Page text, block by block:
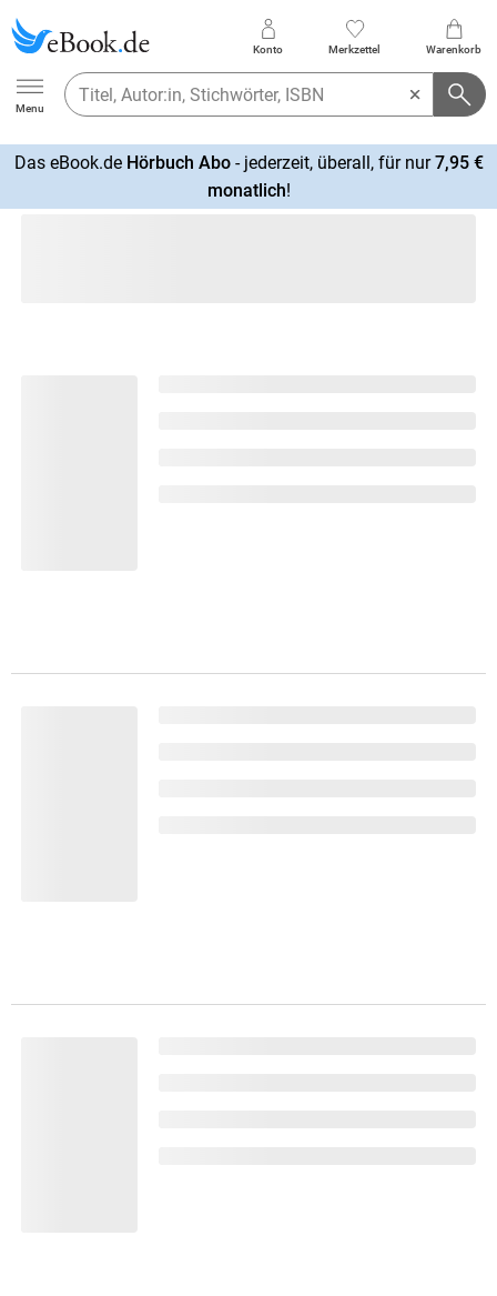
Ebook.de
Menu
Konto Merkzettel Warenkorb
Das eBook.de Hörbuch Abo- jederzeit, überall, für nur7,95 €
monatlich!